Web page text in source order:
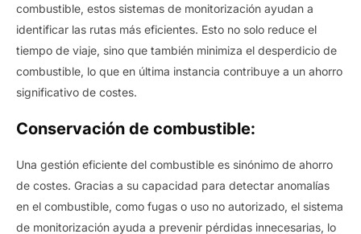
combustible, estos sistemas de monitorización ayudan a
identificar las rutas más eficientes. Esto no solo reduce el
tiempo de viaje, sino que también minimiza el desperdicio de
combustible, lo que en última instancia contribuye a un ahorro
significativo de costes.
Conservación de combustible:
Una gestión eficiente del combustible es sinónimo de ahorro
de costes. Gracias a su capacidad para detectar anomalías
en el combustible, como fugas o uso no autorizado, el sistema
de monitorización ayuda a prevenir pérdidas innecesarias, lo